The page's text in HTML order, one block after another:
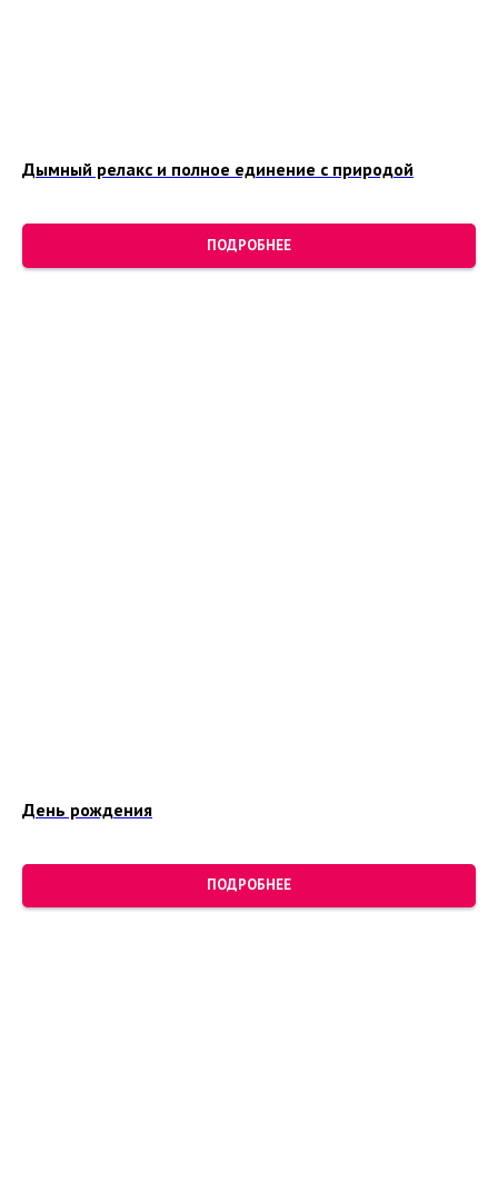
Дымный релакс и полное единение с природой
ПОДРОБНЕЕ
День рождения
ПОДРОБНЕЕ